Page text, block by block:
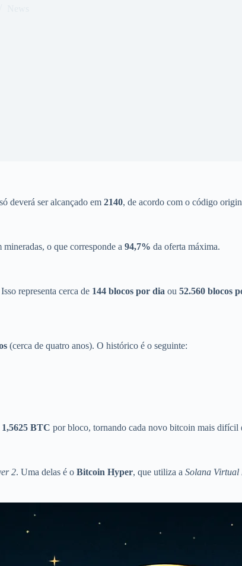
deverá ser alcançado em 2140, de acordo com o código
mineradas, o que corresponde a 94,7% da oferta máxima.
representa cerca de 144 blocos por dia ou 52.560 blocos
(cerca de quatro anos). O histórico é o seguinte:
1,5625 BTC por bloco, tornando cada novo bitcoin mais difícil
2. Uma delas é o Bitcoin Hyper, que utiliza a Solana Virtual